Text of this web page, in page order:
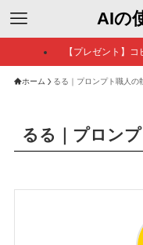
AIの
【プレゼント】
ホーム るる｜プロンプト職人の
るる｜プロン